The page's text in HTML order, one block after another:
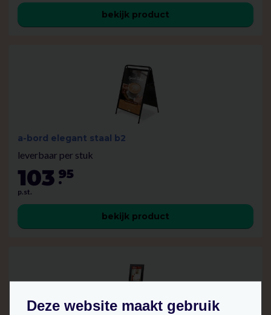
bekijk product
a-bord elegant staal b2
leverbaar per stuk
103 .
95
p.st.
bekijk product
Deze website maakt gebruik